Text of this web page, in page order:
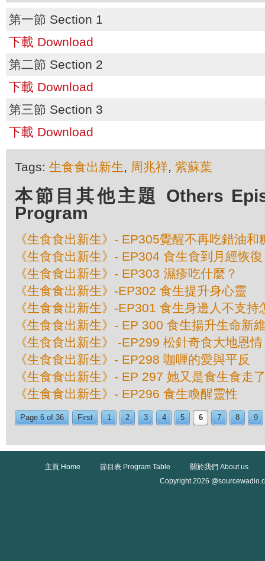
第一節 Section 1
下載 Download
第二節 Section 2
下載 Download
第三節 Section 3
下載 Download
Tags: 生食食出新生, 周兆祥, 紫蘇葉
本節目其他主題 Others
Program
《生食食出新生》- EP305覺醒不再吃錯油和
《生食食出新生》- EP304 食生食到月經恢復
《生食食出新生》- EP303 濕疹吃什麼？
《生食食出新生》-EP302 食生提升身心靈
《生食食出新生》-EP301 食生身邊人不支持
《生食食出新生》- EP 300 食生揚升生命新
《生食食出新生》 -EP299 松針奇食大地恩情
《生食食出新生》- EP298 咖喱的愛與平反
《生食食出新生》- EP 297 她又是食生食走
《生食食出新生》- EP296 食生喚醒靈性
Page 6 of 36 First 1 2 3 4 5 6 7 8 9
主頁 Home 節目表 Program Table
關於我們 About us
Copyright 2026